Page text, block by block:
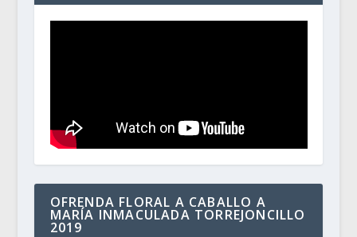
OFRENDA FLORAL A CABALLO A
MARÍA INMACULADA TORREJONCILLO
2019